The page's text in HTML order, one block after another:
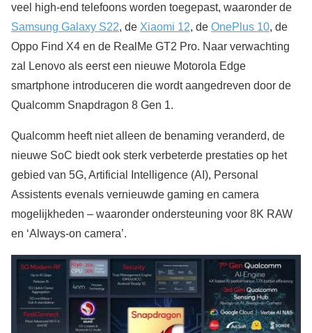
veel high-end telefoons worden toegepast, waaronder de
Samsung Galaxy S22, de Xiaomi 12, de OnePlus 10, de
Oppo Find X4 en de RealMe GT2 Pro. Naar verwachting
zal Lenovo als eerst een nieuwe Motorola Edge
smartphone introduceren die wordt aangedreven door de
Qualcomm Snapdragon 8 Gen 1.
Qualcomm heeft niet alleen de benaming veranderd, de
nieuwe SoC biedt ook sterk verbeterde prestaties op het
gebied van 5G, Artificial Intelligence (AI), Personal
Assistents evenals vernieuwde gaming en camera
mogelijkheden – waaronder ondersteuning voor 8K RAW
en ‘Always-on camera’.